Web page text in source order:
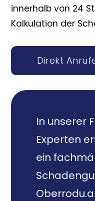
innerhalb von 24
Kalkulation der
Direkt
In unserer
Experten
ein